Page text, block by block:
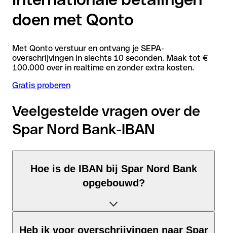
doen met Qonto
Met Qonto verstuur en ontvang je SEPA-
overschrijvingen in slechts 10 seconden. Maak tot €
100.000 over in realtime en zonder extra kosten.
Gratis proberen
Veelgestelde vragen over de
Spar Nord Bank-IBAN
Hoe is de IBAN bij Spar Nord Bank
opgebouwd?
Heb ik voor overschrijvingen naar Spar